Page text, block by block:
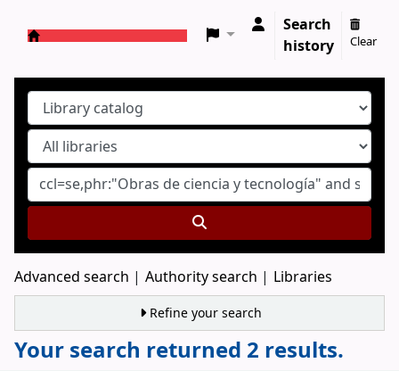
Search
history
Clear
Advanced search Authority search Libraries
Refine your search
Your search returned 2 results.